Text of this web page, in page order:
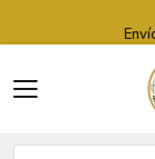
Búsqueda